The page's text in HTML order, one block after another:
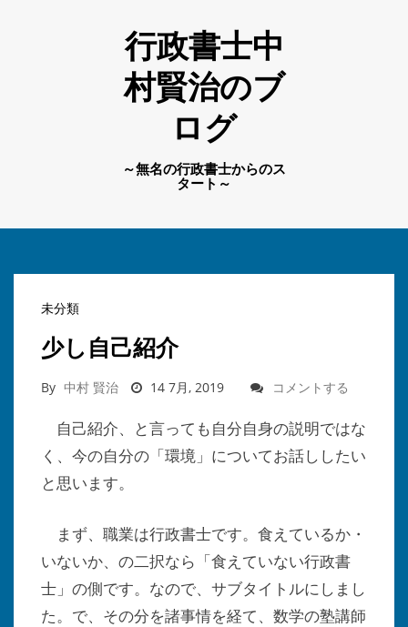
行政書士中
村賢治のブ
ログ
～無名の行政書士からのス
タート～
未分類
少し自己紹介
By 中村 賢治 14 7月, 2019 コメントする
自己紹介、と言っても自分自身の説明ではな
く、今の自分の「環境」についてお話ししたい
と思います。
まず、職業は行政書士です。食えているか・
いないか、の二択なら「食えていない行政書
士」の側です。なので、サブタイトルにしまし
た。で、その分を諸事情を経て、数学の塾講師